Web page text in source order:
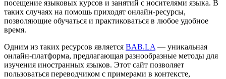
посещение языковых курсов и занятий с носителями языка. В
таких случаях на помощь приходят онлайн-ресурсы,
позволяющие обучаться и практиковаться в любое удобное
время.
Одним из таких ресурсов является BAB.LA — уникальная
онлайн-платформа, предлагающая разнообразные методы для
изучения иностранных языков. Этот сайт позволяет
пользоваться переводчиком с примерами в контексте,